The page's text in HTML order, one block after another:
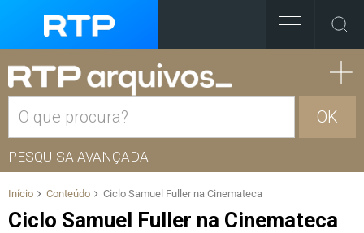
OK
PESQUISA AVANÇADA
Início Conteúdo Ciclo Samuel Fuller na Cinemateca
Ciclo Samuel Fuller na Cinemateca